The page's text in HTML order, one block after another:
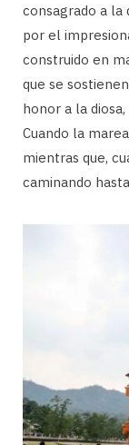
consagrado a la
por el
construido en
que se
honor a la
Cuando la
mientras que,
caminando